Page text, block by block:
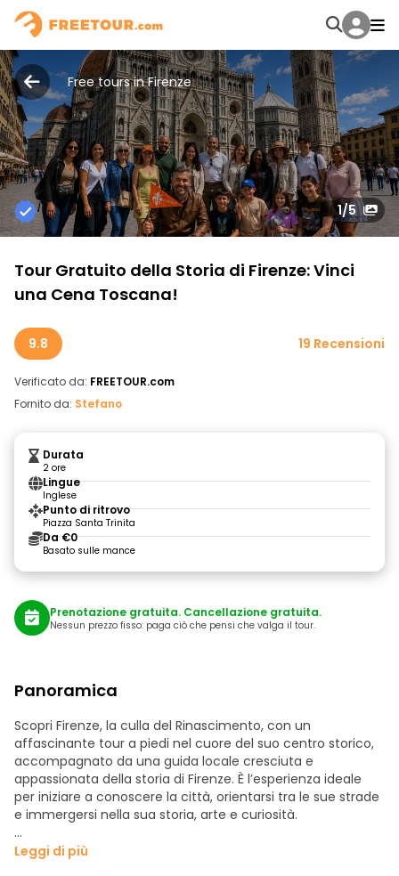
Free tours in Firenze
1/5
Tour Gratuito della Storia di Firenze: Vinci
una Cena Toscana!
9.8 19 Recensioni
Verificato da: FREETOUR.com
Fornito da: Stefano
Durata
2 ore
Lingue
Inglese
Punto di ritrovo
Piazza Santa Trinita
Da €0
Basato sulle mance
Prenotazione gratuita. Cancellazione gratuita.
Nessun prezzo fisso: paga ciò che pensi che valga il tour.
Panoramica
Scopri Firenze, la culla del Rinascimento, con un
affascinante tour a piedi nel cuore del suo centro storico,
accompagnato da una guida locale cresciuta e
appassionata della storia di Firenze. È l’esperienza ideale
per iniziare a conoscere la città, orientarsi tra le sue strade
e immergersi nella sua storia, arte e curiosità.
Durante la passeggiata esplorerai alcuni dei luoghi simbolo
Leggi di più